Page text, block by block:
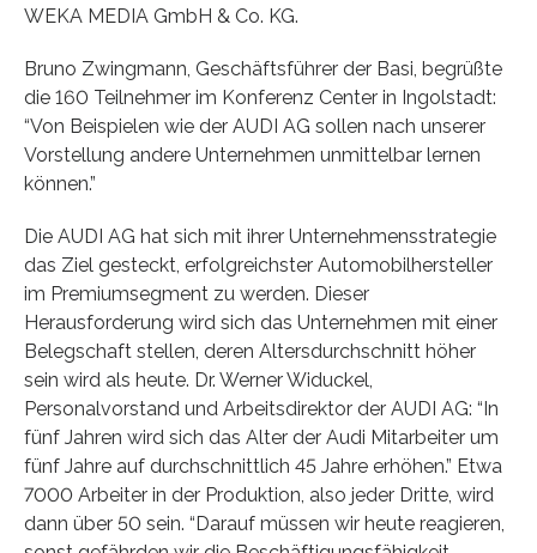
WEKA MEDIA GmbH & Co. KG.
Bruno Zwingmann, Geschäftsführer der Basi, begrüßte
die 160 Teilnehmer im Konferenz Center in Ingolstadt:
“Von Beispielen wie der AUDI AG sollen nach unserer
Vorstellung andere Unternehmen unmittelbar lernen
können.”
Die AUDI AG hat sich mit ihrer Unternehmensstrategie
das Ziel gesteckt, erfolgreichster Automobilhersteller
im Premiumsegment zu werden. Dieser
Herausforderung wird sich das Unternehmen mit einer
Belegschaft stellen, deren Altersdurchschnitt höher
sein wird als heute. Dr. Werner Widuckel,
Personalvorstand und Arbeitsdirektor der AUDI AG: “In
fünf Jahren wird sich das Alter der Audi Mitarbeiter um
fünf Jahre auf durchschnittlich 45 Jahre erhöhen.” Etwa
7000 Arbeiter in der Produktion, also jeder Dritte, wird
dann über 50 sein. “Darauf müssen wir heute reagieren,